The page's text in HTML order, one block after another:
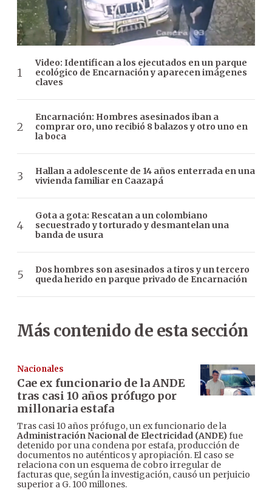
Video: Identifican a los ejecutados en un parque
ecológico de Encarnación y aparecen imágenes
claves
Encarnación: Hombres asesinados iban a
comprar oro, uno recibió 8 balazos y otro uno en
la boca
Hallan a adolescente de 14 años enterrada en una
vivienda familiar en Caazapá
Gota a gota: Rescatan a un colombiano
secuestrado y torturado y desmantelan una
banda de usura
Dos hombres son asesinados a tiros y un tercero
queda herido en parque privado de Encarnación
Más contenido de esta sección
Nacionales
Cae ex funcionario de la ANDE
tras casi 10 años prófugo por
millonaria estafa
Tras casi 10 años prófugo, un ex funcionario de la
Administración Nacional de Electricidad (ANDE)fue
detenido por una condena por estafa, producción de
documentos no auténticos y apropiación. El caso se
relaciona con un esquema de cobro irregular de
facturas que, según la investigación, causó un perjuicio
superior a G. 100 millones.